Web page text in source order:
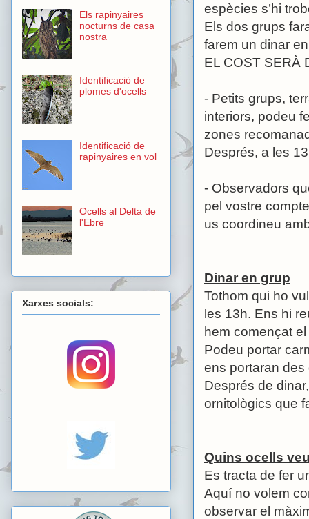
espècies s’hi
Els dos grups
farem un dinar
EL COST SERÀ
- Petits grups,
interiors, podeu
zones
Després, a les
- Observadors
pel vostre
us coordineu
Dinar en grup
Tothom qui ho
les 13h. Ens hi
hem començat
Podeu portar
ens portaran des
Després de
ornitològics que
Quins ocells
Es tracta de fer
Aquí no volem
observar el
Els rapinyaires
nocturns de casa
nostra
Identificació de
plomes d'ocells
Identificació de
rapinyaires en vol
Ocells al Delta de
l'Ebre
Xarxes socials: